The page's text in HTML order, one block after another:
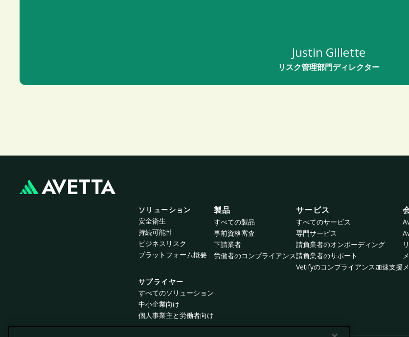
Justin Gillette
リスク管理部門ディレクター
ソリューション
安全衛生
持続可能性
ビジネスリスク
プラットフォーム概要
サプライヤー
すべてのソリューション
中小企業向け
個人事業主と労働者向け
製品
すべての製品
事前資格審査
下請業者
労働者のコンプライアンス
サービス
すべてのサービス
専門サービス
請負業者のオンボーディング
請負業者のサポート
Vetifyのコンプライアンス加速支援